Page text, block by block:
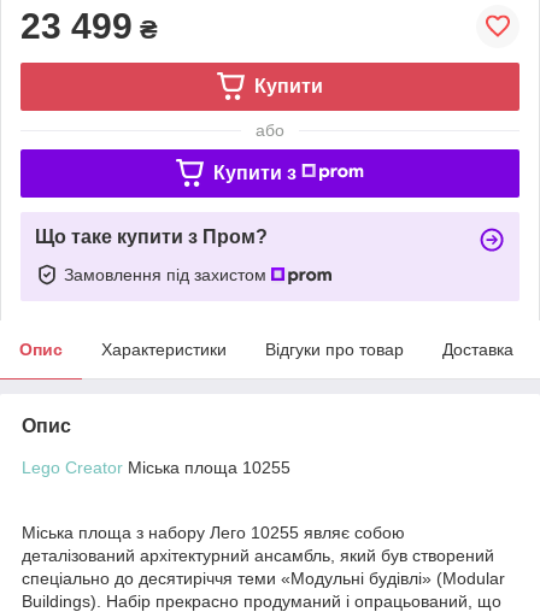
23 499 ₴
Купити
або
Купити з
Що таке купити з Пром?
Замовлення під захистом
Опис Характеристики Відгуки про товар Доставка
Опис
Lego Creator Міська площа 10255
Міська площа з набору Лего 10255 являє собою
деталізований архітектурний ансамбль, який був створений
спеціально до десятиріччя теми «Модульні будівлі» (Modular
Buildings). Набір прекрасно продуманий і опрацьований, що